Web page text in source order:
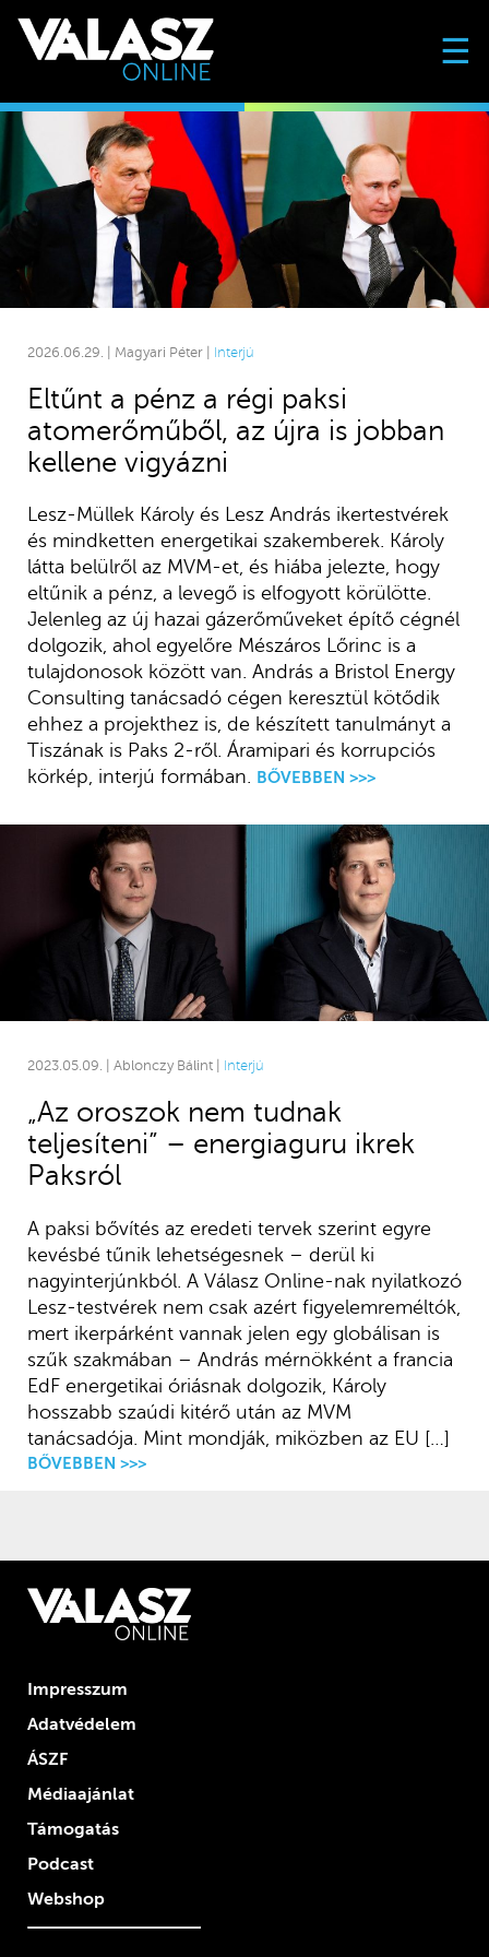
☰
2026.06.29. | Magyari Péter | Interjú
Eltűnt a pénz a régi paksi
atomerőműből, az újra is jobban
kellene vigyázni
Lesz-Müllek Károly és Lesz András ikertestvérek
és mindketten energetikai szakemberek. Károly
látta belülről az MVM-et, és hiába jelezte, hogy
eltűnik a pénz, a levegő is elfogyott körülötte.
Jelenleg az új hazai gázerőműveket építő cégnél
dolgozik, ahol egyelőre Mészáros Lőrinc is a
tulajdonosok között van. András a Bristol Energy
Consulting tanácsadó cégen keresztül kötődik
ehhez a projekthez is, de készített tanulmányt a
Tiszának is Paks 2-ről. Áramipari és korrupciós
körkép, interjú formában. BŐVEBBEN >>>
2023.05.09. | Ablonczy Bálint | Interjú
„Az oroszok nem tudnak
teljesíteni” – energiaguru ikrek
Paksról
A paksi bővítés az eredeti tervek szerint egyre
kevésbé tűnik lehetségesnek – derül ki
nagyinterjúnkból. A Válasz Online-nak nyilatkozó
Lesz-testvérek nem csak azért figyelemreméltók,
mert ikerpárként vannak jelen egy globálisan is
szűk szakmában – András mérnökként a francia
EdF energetikai óriásnak dolgozik, Károly
hosszabb szaúdi kitérő után az MVM
tanácsadója. Mint mondják, miközben az EU […]
BŐVEBBEN >>>
Impresszum
Adatvédelem
ÁSZF
Médiaajánlat
Támogatás
Podcast
Webshop